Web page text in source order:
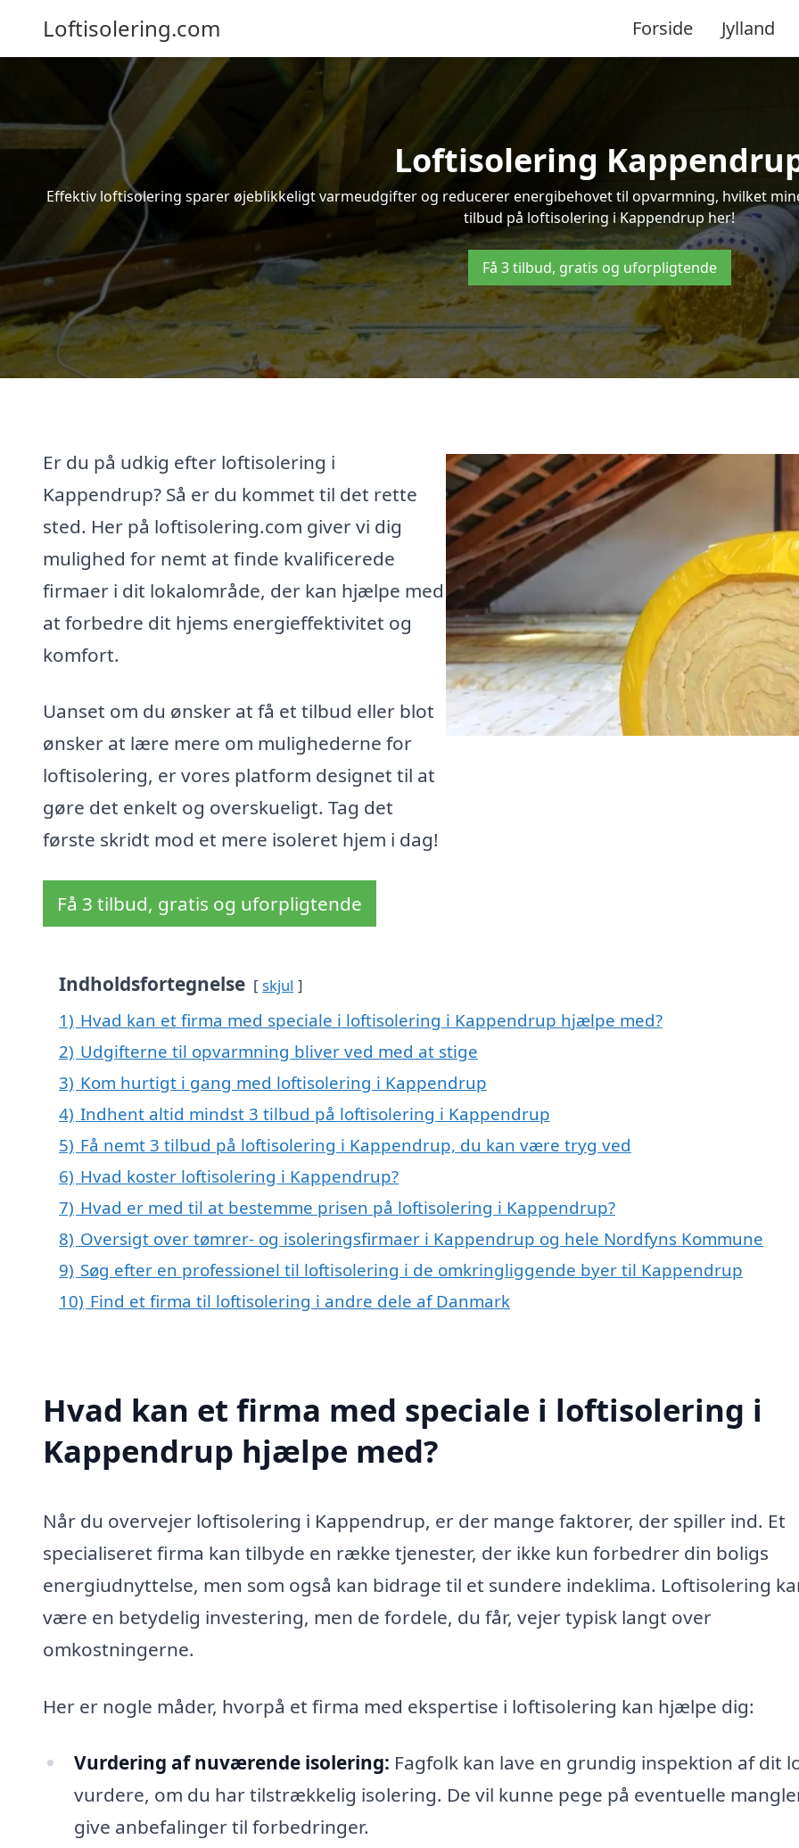
Loftisolering.com Forside Jylland
Loftisolering
Effektiv loftisolering sparer øjeblikkeligt varmeudgifter og reducerer energibehovet til opvarmning, hvilket
tilbud på loftisolering i Kappendrup her!
Få 3 tilbud, gratis og uforpligtende
Er du på udkig efter loftisolering i
Kappendrup? Så er du kommet til det rette
sted. Her på loftisolering.com giver vi dig
mulighed for nemt at finde kvalificerede
firmaer i dit lokalområde, der kan hjælpe med
at forbedre dit hjems energieffektivitet og
komfort.
Uanset om du ønsker at få et tilbud eller blot
ønsker at lære mere om mulighederne for
loftisolering, er vores platform designet til at
gøre det enkelt og overskueligt. Tag det
første skridt mod et mere isoleret hjem i dag!
Få 3 tilbud, gratis og uforpligtende
Indholdsfortegnelse skjul
1) Hvad kan et firma med speciale i loftisolering i Kappendrup hjælpe med?
2) Udgifterne til opvarmning bliver ved med at stige
3) Kom hurtigt i gang med loftisolering i Kappendrup
4) Indhent altid mindst 3 tilbud på loftisolering i Kappendrup
5) Få nemt 3 tilbud på loftisolering i Kappendrup, du kan være tryg ved
6) Hvad koster loftisolering i Kappendrup?
7) Hvad er med til at bestemme prisen på loftisolering i Kappendrup?
8) Oversigt over tømrer- og isoleringsfirmaer i Kappendrup og hele Nordfyns Kommune
9) Søg efter en professionel til loftisolering i de omkringliggende byer til Kappendrup
10) Find et firma til loftisolering i andre dele af Danmark
Hvad kan et firma med speciale i loftisolering i
Kappendrup hjælpe med?
Når du overvejer loftisolering i Kappendrup, er der mange faktorer, der spiller ind. Et
specialiseret firma kan tilbyde en række tjenester, der ikke kun forbedrer din boligs
energiudnyttelse, men som også kan bidrage til et sundere indeklima. Loftisolering
være en betydelig investering, men de fordele, du får, vejer typisk langt over
omkostningerne.
Her er nogle måder, hvorpå et firma med ekspertise i loftisolering kan hjælpe dig:
Vurdering af nuværende isolering: Fagfolk kan lave en grundig inspektion af dit
vurdere, om du har tilstrækkelig isolering. De vil kunne pege på eventuelle
give anbefalinger til forbedringer.